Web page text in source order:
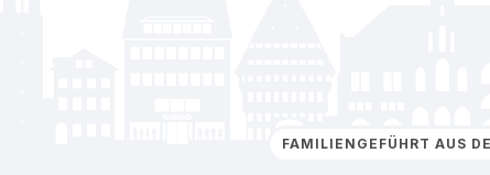
FAMILIENGEFÜHRT AUS